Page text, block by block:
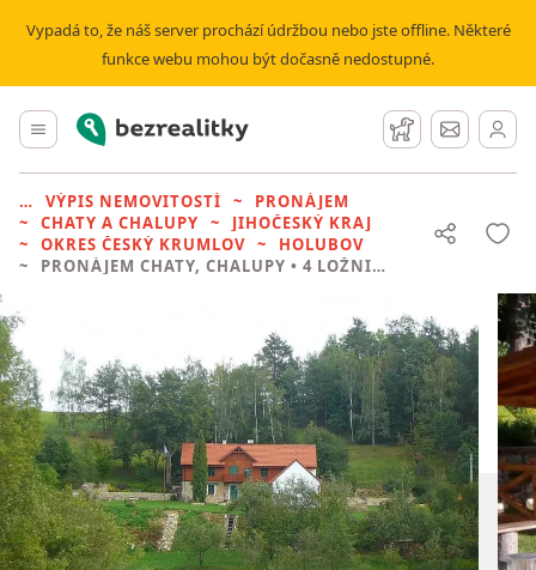
Vypadá to, že náš server prochází údržbou nebo jste offline. Některé
funkce webu mohou být dočasně nedostupné.
Hlavní menu
Bezrealitky Hlídací pes
Zprávy
VÝPIS NEMOVITOSTÍ
PRONÁJEM
CHATY A CHALUPY
JIHOČESKÝ KRAJ
OKRES ČESKÝ KRUMLOV
HOLUBOV
PRONÁJEM CHATY, CHALUPY • 4 LOŽNICE BEZ REALITKY